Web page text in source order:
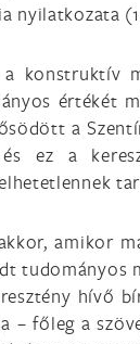
nyilatkozata
a konstruktív
értékét
a
ez a
amikor
tudományos
hívő
– főleg a